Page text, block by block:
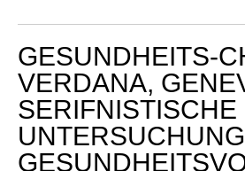
GESUNDHEITS-
VERDANA,
SERIFNISTISCHE